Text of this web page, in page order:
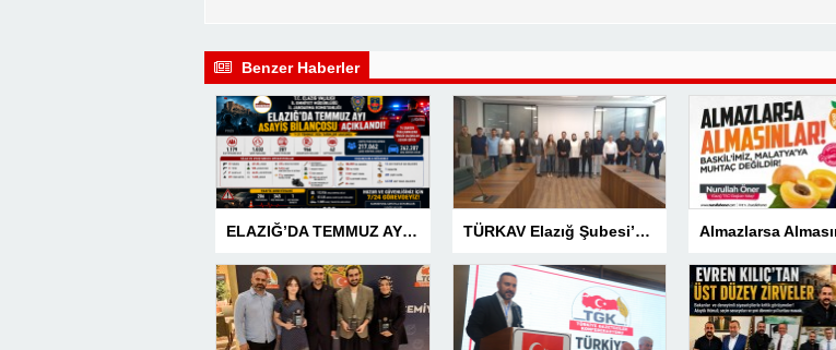
Benzer Haberler
ELAZIĞ’DA TEMMUZ AYI ASAYİŞ BİLANÇOSU AÇIKLANDI: 1 AYDA 1.032 ŞAHIS YAKALANDI, 207 TUTUKLAMA TÜRKAV Elazığ Şubesi’nden güçlü başlangıç: Kamuda liyakatin en gür sesi olacağız